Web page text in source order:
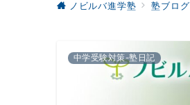
ノビルバ進学塾 塾ブログ
中学受験対策-塾日記